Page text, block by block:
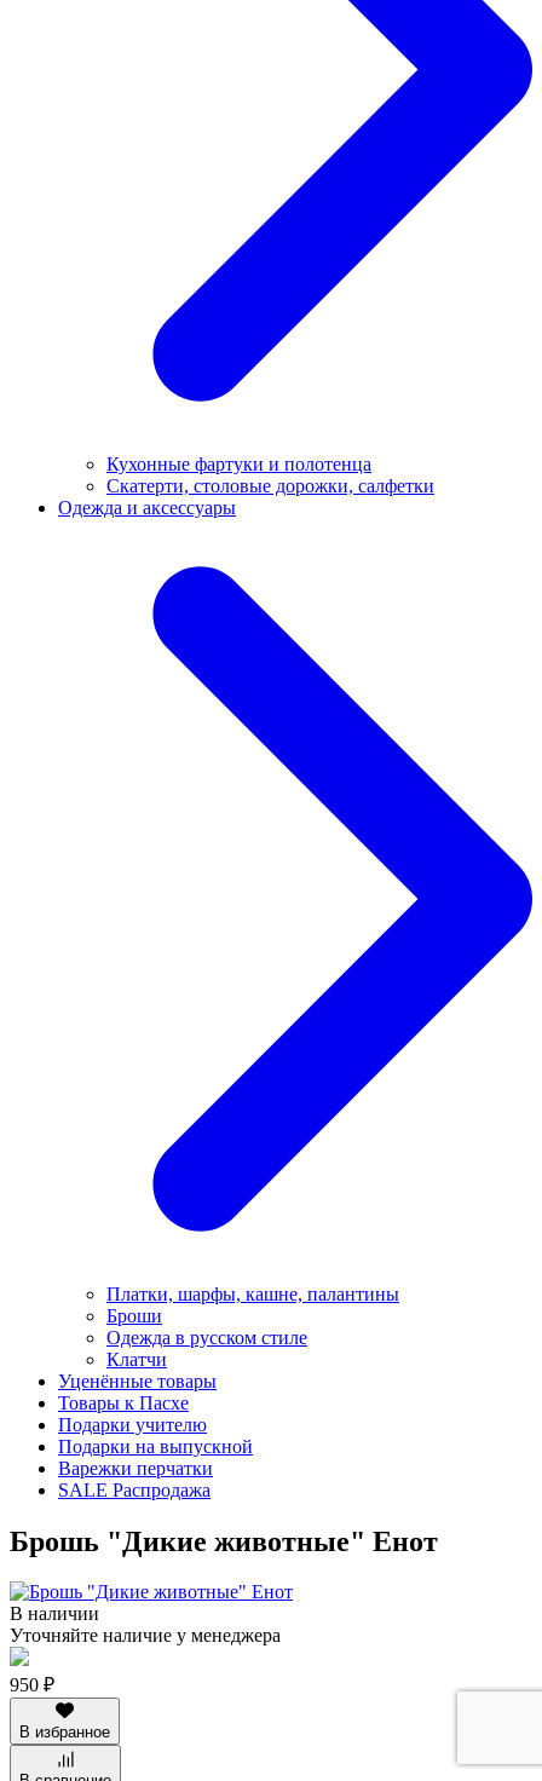
Кухонные фартуки и полотенца
Скатерти, столовые дорожки, салфетки
Одежда и аксессуары
Платки, шарфы, кашне, палантины
Броши
Одежда в русском стиле
Клатчи
Уценённые товары
Товары к Пасхе
Подарки учителю
Подарки на выпускной
Варежки перчатки
SALE Распродажа
Брошь "Дикие животные" Енот
В наличии
Уточняйте наличие у менеджера
950 ₽
В избранное